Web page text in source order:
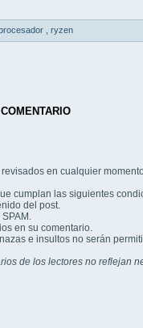
ryzen
en cualquier
cumplan las siguientes
del post.
en su comentario.
e insultos no serán
de los lectores no reflejan